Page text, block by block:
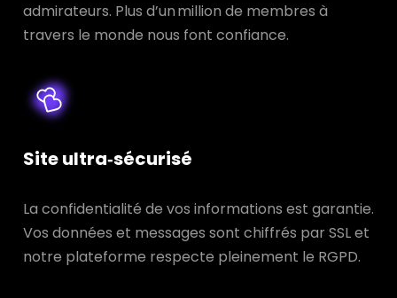
admirateurs. Plus d’un million de membres à
travers le monde nous font confiance.
Site ultra‑sécurisé
La confidentialité de vos informations est garantie.
Vos données et messages sont chiffrés par SSL et
notre plateforme respecte pleinement le RGPD.